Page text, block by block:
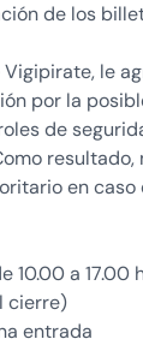
de los
le
por la
de
resultado,
en caso
10.00 a 17.00
cierre)
entrada